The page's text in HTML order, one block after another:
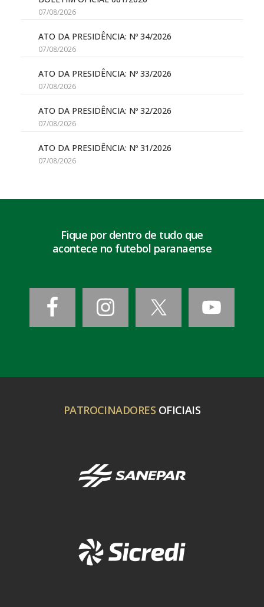
07/08/2026
ATO DA PRESIDÊNCIA: Nº 34/2026
07/08/2026
ATO DA PRESIDÊNCIA: Nº 33/2026
07/08/2026
ATO DA PRESIDÊNCIA: Nº 32/2026
07/08/2026
ATO DA PRESIDÊNCIA: Nº 31/2026
07/08/2026
Fique por dentro de tudo que
acontece no futebol paranaense
PATROCINADORES OFICIAIS